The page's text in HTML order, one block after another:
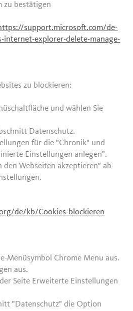
zu bestätigen
support.microsoft.com/de-
explorer-delete-manage-
zu blockieren:
und wählen Sie
Datenschutz.
für die "Chronik" und
Einstellungen anlegen".
den Webseiten akzeptieren" ab
de/kb/Cookies-blockieren
Menüsymbol Chrome Menu aus.
aus.
Seite Erweiterte Einstellungen
"Datenschutz" die Option